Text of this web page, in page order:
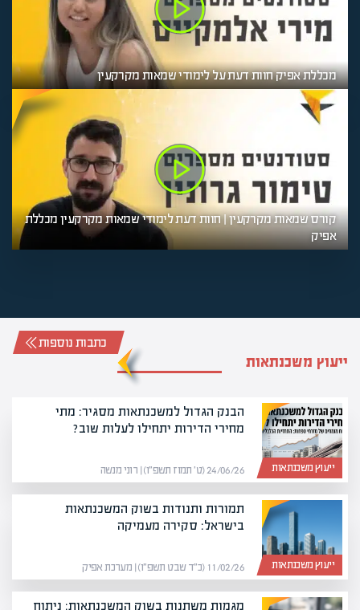
מכללת אפיק חוות דעת על לימודי שמאות מקרקעין
קורס שמאות מקרקעין | חוות דעת לימודי שמאות מקרקעין מכללת
אפיק
ייעוץ משכנתאות
כתבות נוספות
ייעוץ משכנתאות
הבנק הגדול למשכנתאות מסגיר: מתי
מחירי הדירות יתחילו לעלות שוב?
24/06/26 (ט׳ תמוז תשפ״ו) | רוני מנשה
ייעוץ משכנתאות
תמורות ותנודות בשוק המשכנתאות
בישראל: סקירה מעמיקה
11/02/26 (כ״ד שבט תשפ״ו) | מערכת אפיק
מגמות משתנות בשוק המשכנתאות: ניתוח